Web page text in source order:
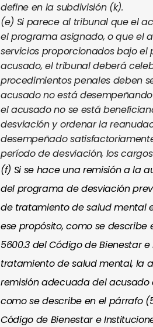
define en la subdivisión (k).
(e) Si parece al tribunal que el
el programa asignado, o que el
servicios proporcionados bajo
acusado, el tribunal deberá
procedimientos penales deben
acusado no está
el acusado no se está
desviación y ordenar la
desempeñado
período de desviación, los
(f) Si se hace una remisión a la
del programa de desviación
de tratamiento de salud mental
ese propósito, como se
5600.3 del Código de Bienestar
tratamiento de salud mental, la
remisión adecuada del
como se describe en el párrafo
Código de Bienestar e